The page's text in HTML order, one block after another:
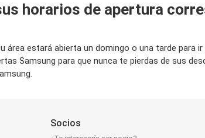
horarios de apertura
estará abierta un domingo o una tarde para
Samsung para que nunca te pierdas de sus
Socios